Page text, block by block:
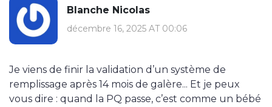
Blanche Nicolas
décembre 16, 2025 AT 00:06
Je viens de finir la validation d’un système de
remplissage après 14 mois de galère... Et je peux
vous dire : quand la PQ passe, c’est comme un bébé